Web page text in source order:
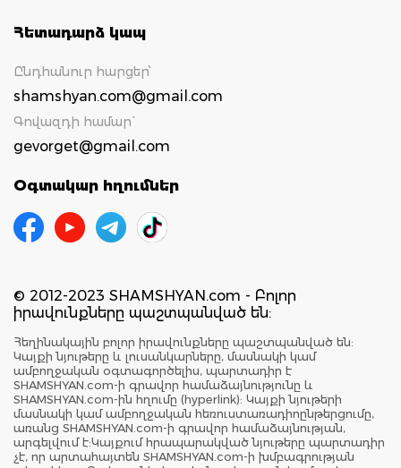
Հետադարձ կապ
Ընդհանուր հարցեր՝
shamshyan.com@gmail.com
Գովազդի համար`
gevorget@gmail.com
Օգտակար հղումներ
© 2012-2023 SHAMSHYAN.com - Բոլոր
իրավունքները պաշտպանված են:
Հեղինակային բոլոր իրավունքները պաշտպանված են:
Կայքի նյութերը և լուսանկարները, մասնակի կամ
ամբողջական օգտագործելիս, պարտադիր է
SHAMSHYAN.com-ի գրավոր համաձայնությունը և
SHAMSHYAN.com-ին հղումը (hyperlink): Կայքի նյութերի
մասնակի կամ ամբողջական հեռուստառադիոընթերցումը,
առանց SHAMSHYAN.com-ի գրավոր համաձայնության,
արգելվում է:Կայքում հրապարակված նյութերը պարտադիր
չէ, որ արտահայտեն SHAMSHYAN.com-ի խմբագրության